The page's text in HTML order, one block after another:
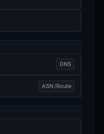
DNS
ASN /Route